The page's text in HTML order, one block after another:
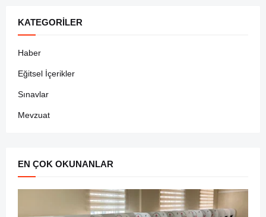
KATEGORILER
Haber
Eğitsel İçerikler
Sınavlar
Mevzuat
EN ÇOK OKUNANLAR